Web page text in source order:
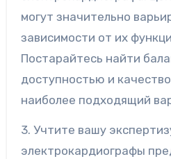
могут значительно
зависимости от их
Постарайтесь найти
доступностью и
наиболее подходящий
3. Учтите вашу
электрокардиографы